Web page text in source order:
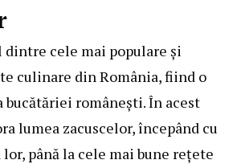
dintre cele mai populare și
culinare din România, fiind o
bucătăriei românești. În acest
lumea zacuscelor, începând cu
până la cele mai bune rețete